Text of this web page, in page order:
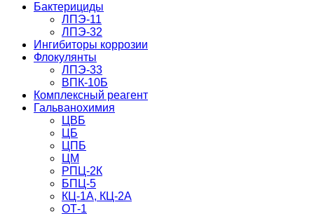
Бактерициды
ЛПЭ-11
ЛПЭ-32
Ингибиторы коррозии
Флокулянты
ЛПЭ-33
ВПК-10Б
Комплексный реагент
Гальванохимия
ЦВБ
ЦБ
ЦПБ
ЦМ
РПЦ-2К
БПЦ-5
КЦ-1А, КЦ-2А
ОТ-1